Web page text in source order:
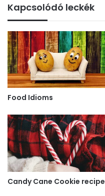
Kapcsolódó leckék
Food Idioms
Candy Cane Cookie recipe